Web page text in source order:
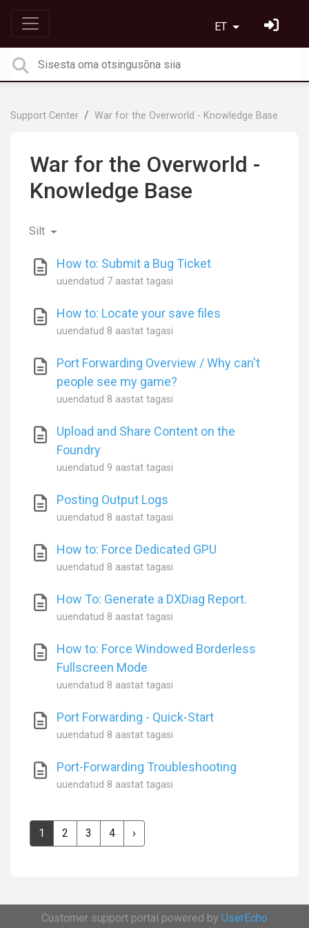
ET
Support Center War for the Overworld - Knowledge Base
War for the Overworld -
Knowledge Base
Silt
How to: Submit a Bug Ticket
uuendatud 7 aastat tagasi
How to: Locate your save files
uuendatud 8 aastat tagasi
Port Forwarding Overview / Why can't
people see my game?
uuendatud 8 aastat tagasi
Upload and Share Content on the
Foundry
uuendatud 9 aastat tagasi
Posting Output Logs
uuendatud 8 aastat tagasi
How to: Force Dedicated GPU
uuendatud 8 aastat tagasi
How To: Generate a DXDiag Report.
uuendatud 8 aastat tagasi
How to: Force Windowed Borderless
Fullscreen Mode
uuendatud 8 aastat tagasi
Port Forwarding - Quick-Start
uuendatud 8 aastat tagasi
Port-Forwarding Troubleshooting
uuendatud 8 aastat tagasi
1 2 3 4 ›
Customer support portal powered by UserEcho